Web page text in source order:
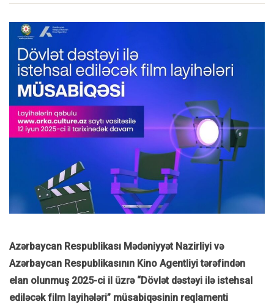
Azərbaycan Respublikası Mədəniyyət Nazirliyi və
Azərbaycan Respublikasının Kino Agentliyi tərəfindən
elan olunmuş 2025-ci il üzrə “Dövlət dəstəyi ilə istehsal
ediləcək film layihələri” müsabiqəsinin reqlamenti